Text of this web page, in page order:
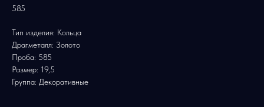
585
Тип изделия: Кольца
Драгметалл: Золото
Проба: 585
Размер: 19,5
Группа: Декоративные